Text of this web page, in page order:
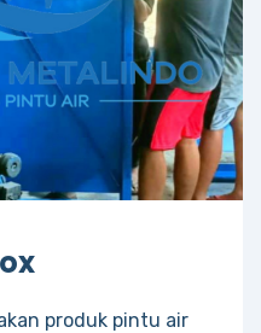
produk pintu air